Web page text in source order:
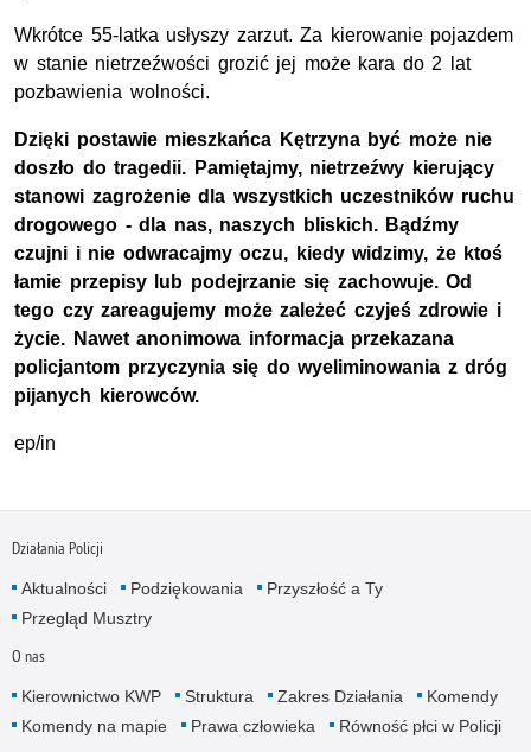
Wkrótce 55-latka usłyszy zarzut. Za kierowanie pojazdem
w stanie nietrzeźwości grozić jej może kara do 2 lat
pozbawienia wolności.
Dzięki postawie mieszkańca Kętrzyna być może nie
doszło do tragedii. Pamiętajmy, nietrzeźwy kierujący
stanowi zagrożenie dla wszystkich uczestników ruchu
drogowego - dla nas, naszych bliskich. Bądźmy
czujni i nie odwracajmy oczu, kiedy widzimy, że ktoś
łamie przepisy lub podejrzanie się zachowuje. Od
tego czy zareagujemy może zależeć czyjeś zdrowie i
życie. Nawet anonimowa informacja przekazana
policjantom przyczynia się do wyeliminowania z dróg
pijanych kierowców.
ep/in
Działania Policji
Aktualności Podziękowania
Przyszłość a Ty
Przegląd Musztry
O nas
Kierownictwo KWP Struktura Zakres Działania
Komendy
Komendy na mapie
Prawa człowieka Równość płci w Policji